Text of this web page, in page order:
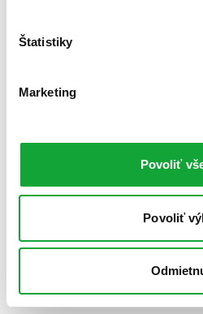
Štatistiky
Marketing
Povoliť
Povoliť